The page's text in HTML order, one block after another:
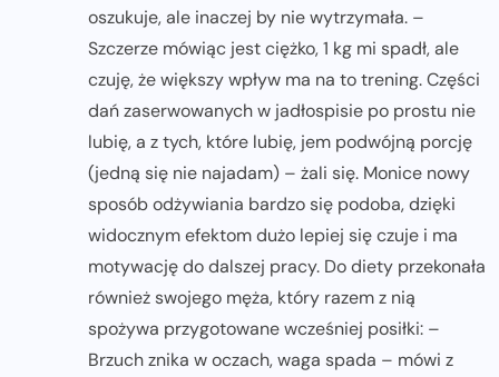
oszukuje, ale inaczej by nie wytrzymała. –
Szczerze mówiąc jest ciężko, 1 kg mi spadł, ale
czuję, że większy wpływ ma na to trening. Części
dań zaserwowanych w jadłospisie po prostu nie
lubię, a z tych, które lubię, jem podwójną porcję
(jedną się nie najadam) – żali się. Monice nowy
sposób odżywiania bardzo się podoba, dzięki
widocznym efektom dużo lepiej się czuje i ma
motywację do dalszej pracy. Do diety przekonała
również swojego męża, który razem z nią
spożywa przygotowane wcześniej posiłki: –
Brzuch znika w oczach, waga spada – mówi z